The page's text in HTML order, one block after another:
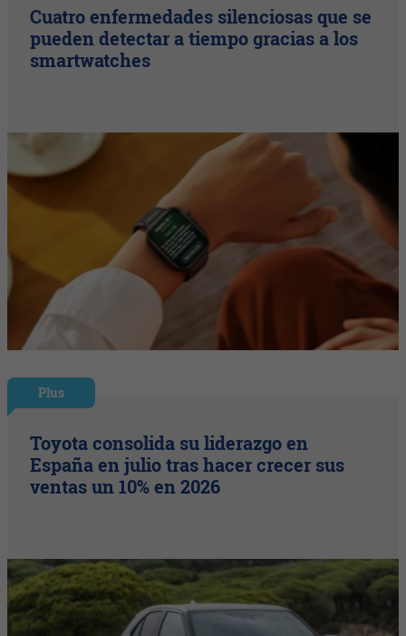
Cuatro enfermedades silenciosas que se
pueden detectar a tiempo gracias a los
smartwatches
Plus
Toyota consolida su liderazgo en
España en julio tras hacer crecer sus
ventas un 10% en 2026